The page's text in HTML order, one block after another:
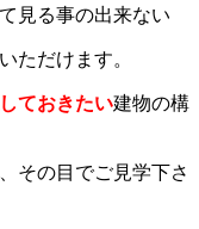
見る事の出来ない
ただけます。
ておきたい建物の構
その目でご見学下さ